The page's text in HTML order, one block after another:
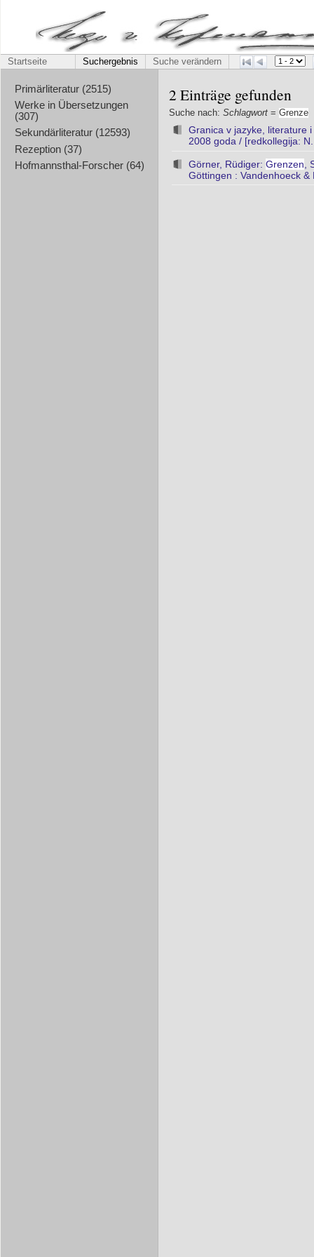
Startseite Suchergebnis Suche verändern
Primärliteratur (2515)
Werke in Übersetzungen
(307)
Sekundärliteratur (12593)
Rezeption (37)
Hofmannsthal-Forscher (64)
2 Einträge gefunden
Suche nach: Schlagwort = Grenze
Granica v jazyke, literature
2008 goda / [redkollegija:
Görner, Rüdiger: Grenzen
Göttingen : Vandenhoeck &